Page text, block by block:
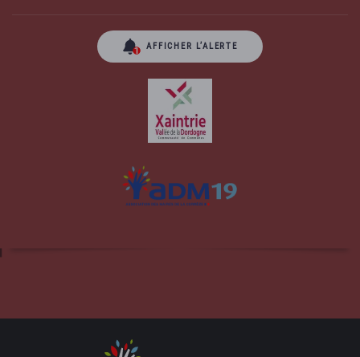
AFFICHER L’ALERTE